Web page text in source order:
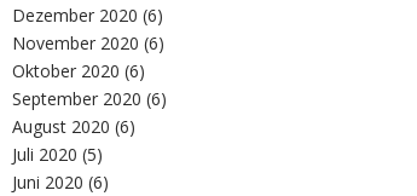
Dezember 2020 (6)
November 2020 (6)
Oktober 2020 (6)
September 2020 (6)
August 2020 (6)
Juli 2020 (5)
Juni 2020 (6)